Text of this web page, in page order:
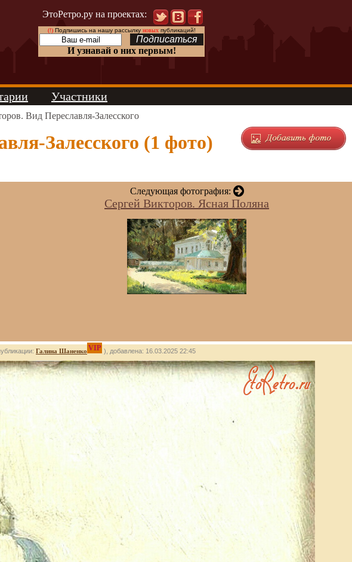
ЭтоРетро.ру на проектах:
(!)Подпишись на нашу рассылку новыхпубликаций!
И узнавай о них первым!
Участники
Вид Переславля-Залесского
Залесского (1 фото)
Следующая фотография:
Сергей Викторов. Ясная Поляна
Галина Шаненко VIP ), добавлена: 16.03.2025 22:45